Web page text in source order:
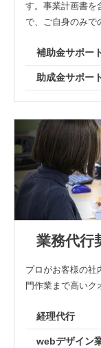
す。事業計画書を
で、ご自身のみで
補助金サポー
助成金サポー
業務代行
プロがお客様の社
門作業まで高いク
経理代行
webデザイン